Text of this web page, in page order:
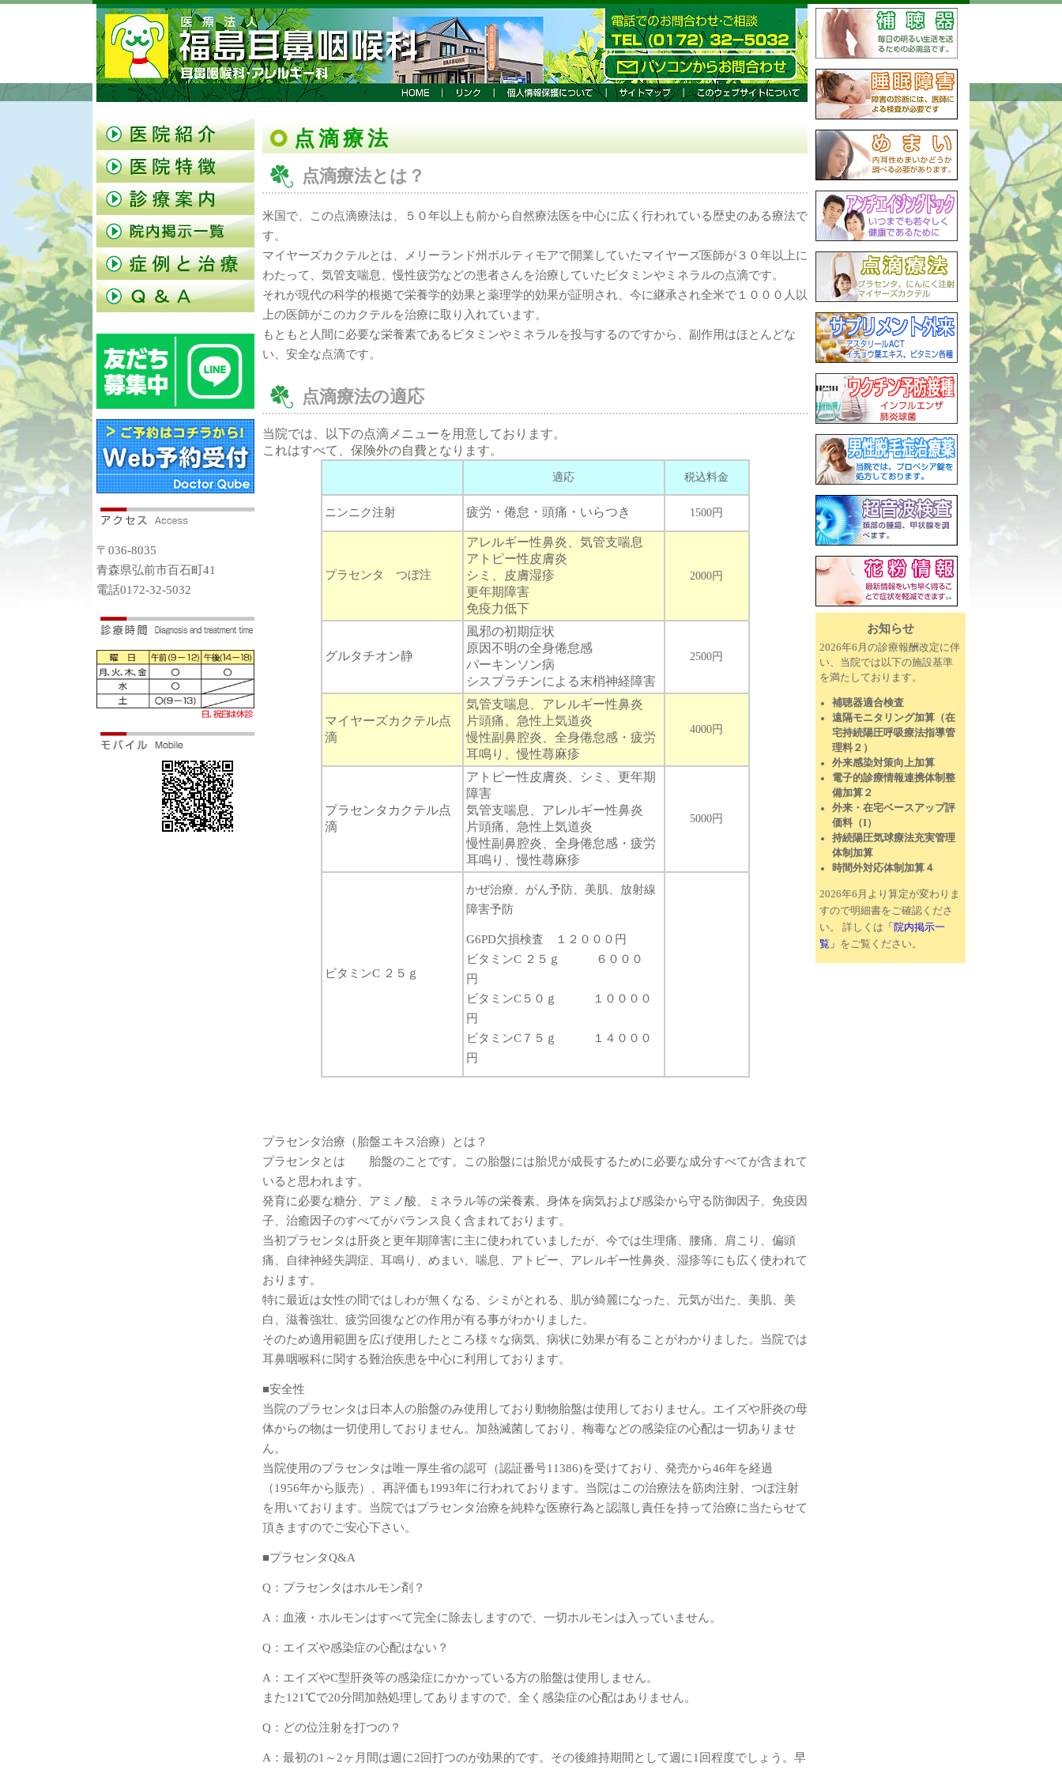
〒036-8035
青森県弘前市百石町41
電話0172-32-5032
点滴療法
点滴療法とは？
米国で、この点滴療法は、５０年以上も前から自然療法医を中心に広く行われている歴史のある療法で
す。
マイヤーズカクテルとは、メリーランド州ボルティモアで開業していたマイヤーズ医師が３０年以上に
わたって、気管支喘息、慢性疲労などの患者さんを治療していたビタミンやミネラルの点滴です。
それが現代の科学的根拠で栄養学的効果と薬理学的効果が証明され、今に継承され全米で１０００人以
上の医師がこのカクテルを治療に取り入れています。
もともと人間に必要な栄養素であるビタミンやミネラルを投与するのですから、副作用はほとんどな
い、安全な点滴です。
点滴療法の適応
当院では、以下の点滴メニューを用意しております。
これはすべて、保険外の自費となります。
適応 税込料金
ニンニク注射 疲労・倦怠・頭痛・いらつき 1500円
プラセンタ つぼ注
アレルギー性鼻炎、気管支喘息
アトピー性皮膚炎
シミ、皮膚湿疹
更年期障害
免疫力低下
2000円
グルタチオン静
風邪の初期症状
原因不明の全身倦怠感
パーキンソン病
シスプラチンによる末梢神経障害
2500円
マイヤーズカクテル点
滴
気管支喘息、アレルギー性鼻炎
片頭痛、急性上気道炎
慢性副鼻腔炎、全身倦怠感・疲労
耳鳴り、慢性蕁麻疹
4000円
プラセンタカクテル点
滴
アトピー性皮膚炎、シミ、更年期
障害
気管支喘息、アレルギー性鼻炎
片頭痛、急性上気道炎
慢性副鼻腔炎、全身倦怠感・疲労
耳鳴り、慢性蕁麻疹
5000円
ビタミンC ２５ｇ
かぜ治療、がん予防、美肌、放射線
障害予防
G6PD欠損検査 １２０００円
ビタミンC ２５ｇ ６０００
円
ビタミンC５０ｇ １００００
円
ビタミンC７５ｇ １４０００
円
プラセンタ治療（胎盤エキス治療）とは？
プラセンタとは 胎盤のことです。この胎盤には胎児が成長するために必要な成分すべてが含まれて
いると思われます。
発育に必要な糖分、アミノ酸、ミネラル等の栄養素、身体を病気および感染から守る防御因子、免疫因
子、治癒因子のすべてがバランス良く含まれております。
当初プラセンタは肝炎と更年期障害に主に使われていましたが、今では生理痛、腰痛、肩こり、偏頭
痛、自律神経失調症、耳鳴り、めまい、喘息、アトピー、アレルギー性鼻炎、湿疹等にも広く使われて
おります。
特に最近は女性の間ではしわが無くなる、シミがとれる、肌が綺麗になった、元気が出た、美肌、美
白、滋養強壮、疲労回復などの作用が有る事がわかりました。
そのため適用範囲を広げ使用したところ様々な病気、病状に効果が有ることがわかりました。当院では
耳鼻咽喉科に関する難治疾患を中心に利用しております。
■安全性
当院のプラセンタは日本人の胎盤のみ使用しており動物胎盤は使用しておりません。エイズや肝炎の母
体からの物は一切使用しておりません。加熱滅菌しており、梅毒などの感染症の心配は一切ありませ
ん。
当院使用のプラセンタは唯一厚生省の認可（認証番号11386)を受けており、発売から46年を経過
（1956年から販売）、再評価も1993年に行われております。当院はこの治療法を筋肉注射、つぼ注射
を用いております。当院ではプラセンタ治療を純粋な医療行為と認識し責任を持って治療に当たらせて
頂きますのでご安心下さい。
■プラセンタQ&A
Q：プラセンタはホルモン剤？
A：血液・ホルモンはすべて完全に除去しますので、一切ホルモンは入っていません。
Q：エイズや感染症の心配はない？
A：エイズやC型肝炎等の感染症にかかっている方の胎盤は使用しません。
また121℃で20分間加熱処理してありますので、全く感染症の心配はありません。
Q：どの位注射を打つの？
A：最初の1～2ヶ月間は週に2回打つのが効果的です。その後維持期間として週に1回程度でしょう。早
お知らせ
2026年6月の診療報酬改定に伴
い、当院では以下の施設基準
を満たしております。
補聴器適合検査
遠隔モニタリング加算（在
宅持続陽圧呼吸療法指導管
理料２）
外来感染対策向上加算
電子的診療情報連携体制整
備加算２
外来・在宅ベースアップ評
価料（I）
持続陽圧気球療法充実管理
体制加算
時間外対応体制加算４
2026年6月より算定が変わりま
すので明細書をご確認くださ
い。 詳しくは 「院内掲示一
覧」 をご覧ください。